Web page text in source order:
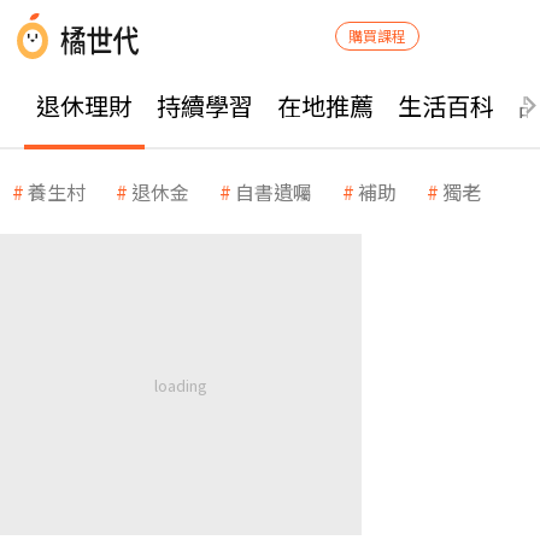
購買課程
退休理財 持續學習 在地推薦 生活百科
養生村 退休金 自書遺囑 補助 獨老